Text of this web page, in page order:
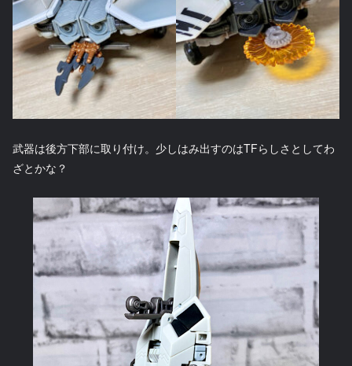
武器は後方下部に取り付け。少しはみ出すのはTFらしさとしてわ
ざとかな？